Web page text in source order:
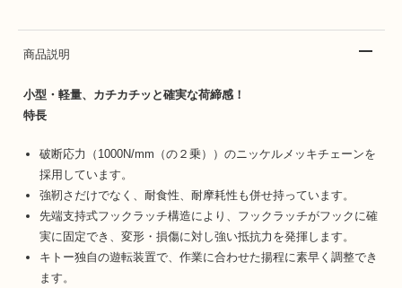
商品説明
小型・軽量、カチカチッと確実な荷締感！
特長
破断応力（1000N/mm（の２乗））のニッケルメッキチェーンを
採用しています。
強靭さだけでなく、耐食性、耐摩耗性も併せ持っています。
先端支持式フックラッチ構造により、フックラッチがフックに確
実に固定でき、変形・損傷に対し強い抵抗力を発揮します。
キトー独自の遊転装置で、作業に合わせた揚程に素早く調整でき
ます。